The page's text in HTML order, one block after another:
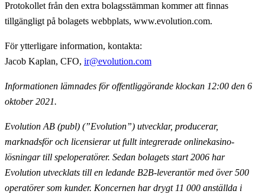
Protokollet från den extra bolagsstämman kommer att finnas
tillgängligt på bolagets webbplats, www.evolution.com.
För ytterligare information, kontakta:
Jacob Kaplan, CFO, ir@evolution.com
Informationen lämnades för offentliggörande klockan 12:00 den 6
oktober 2021.
Evolution AB (publ) (”Evolution”) utvecklar, producerar,
marknadsför och licensierar ut fullt integrerade onlinekasino-
lösningar till speloperatörer. Sedan bolagets start 2006 har
Evolution utvecklats till en ledande B2B-leverantör med över 500
operatörer som kunder. Koncernen har drygt 11 000 anställda i